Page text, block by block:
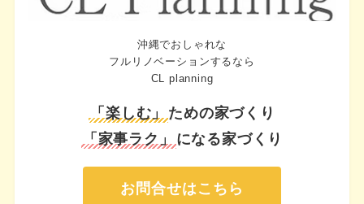
沖縄でおしゃれな
フルリノベーションするなら
CL planning
「楽しむ」
ための家づくり
「家事ラク」
になる家づくり
お問合せはこちら